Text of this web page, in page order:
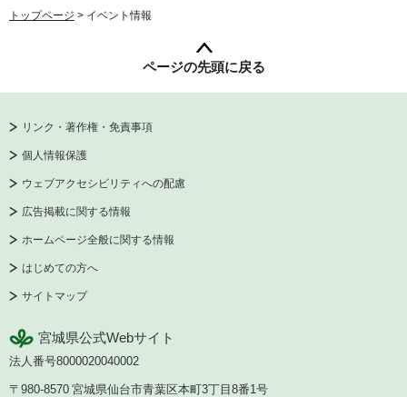
トップページ > イベント情報
ページの先頭に戻る
リンク・著作権・免責事項
個人情報保護
ウェブアクセシビリティへの配慮
広告掲載に関する情報
ホームページ全般に関する情報
はじめての方へ
サイトマップ
宮城県公式Webサイト
法人番号8000020040002
〒980-8570 宮城県仙台市青葉区本町3丁目8番1号